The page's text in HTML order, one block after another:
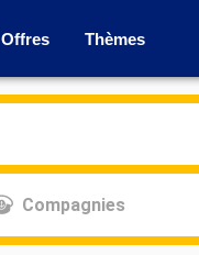
Offres Thèmes
Compagnies